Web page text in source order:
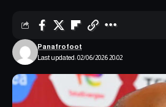
Last updated: 02/06/2026 20:02
Panafrofoot